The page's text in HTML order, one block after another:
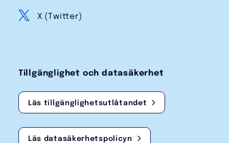
X (Twitter)
Tillgänglighet och datasäkerhet
Läs tillgänglighetsutlåtandet
Läs datasäkerhetspolicyn